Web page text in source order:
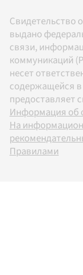
Свидетельство
выдано
связи,
коммуникаций
несет
содержащейся
предоставляет
Информация об
На
Правилами